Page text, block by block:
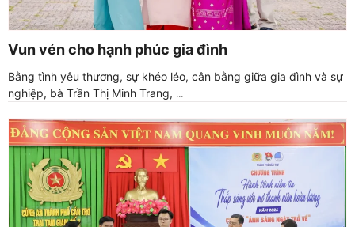
Vun vén cho hạnh phúc gia đình
Bằng tình yêu thương, sự khéo léo, cân bằng giữa gia đình và sự
nghiệp, bà Trần Thị Minh Trang, ...